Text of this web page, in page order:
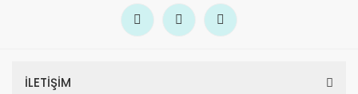
İLETİŞİM